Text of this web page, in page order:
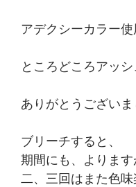
アデクシーカラー
ところどころアッ
ありがとうござい
ブリーチすると、
期間にも、よりま
二、三回はまた色